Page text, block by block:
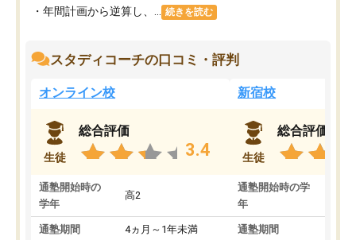
・年間計画から逆算し、...
続きを読む
スタディコーチの口コミ・評判
オンライン校
生徒
総合評価
3.4
通塾開始時の
学年
高2
通塾期間 4ヵ月～1年未満
新宿校
生徒
総合評価
通塾開始時の学
年
通塾期間